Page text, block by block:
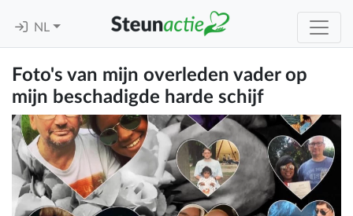
NL
Foto's van mijn overleden vader op
mijn beschadigde harde schijf